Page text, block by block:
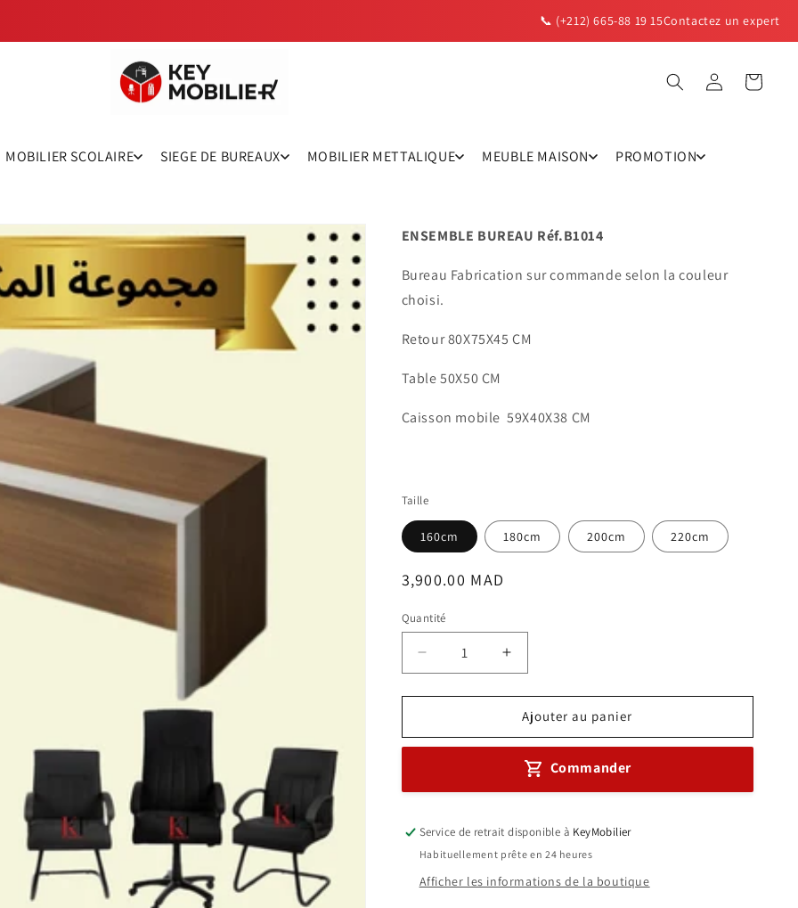
📞 (+212) 665-88 19 15Contactez un expert
Connexion Panier
MOBILIER SCOLAIRE SIEGE DE BUREAUX MOBILIER METTALIQUE MEUBLE MAISON PROMOTION
ENSEMBLE BUREAU Réf.B1014
Bureau Fabrication sur commande selon la couleur
choisi.
Retour 80X75X45 CM
Table 50X50 CM
Caisson mobile 59X40X38 CM
Taille
160cm 180cm 200cm 220cm
Prix
3,900.00 MAD
Quantité
Réduire
la
quantité
ENSEMBLE
Augmenter
la
quantité
de
ENSEMBLE
Réf.B1014
Ajouter au panier
Commander
Service de retrait disponible à KeyMobilier
Habituellement prête en 24 heures
Afficher les informations de la boutique